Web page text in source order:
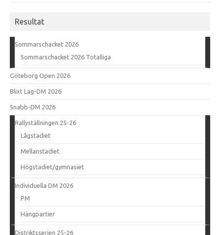
Resultat
Sommarschacket 2026
Sommarschacket 2026 Totalliga
Göteborg Open 2026
Blixt Lag-DM 2026
Snabb-DM 2026
Rallyställningen 25-26
Lågstadiet
Mellanstadiet
Högstadiet/gymnasiet
Individuella DM 2026
PM
Hängpartier
Distriktsserien 25-26